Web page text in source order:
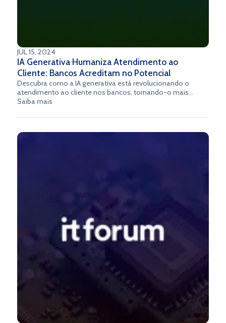
JUL 15, 2024
IA Generativa Humaniza Atendimento ao
Cliente: Bancos Acreditam no Potencial
Descubra como a IA generativa está revolucionando o
atendimento ao cliente nos bancos, tornando-o mais
humanizado e eficiente.
Saiba mais